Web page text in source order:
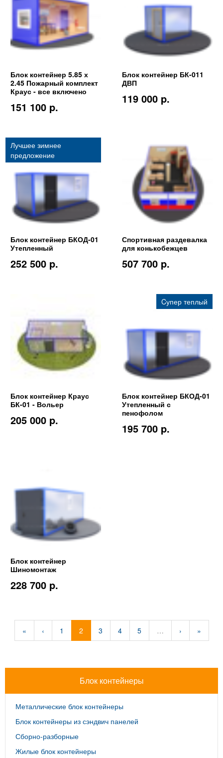
Блок контейнер 5.85 х
2.45 Пожарный комплект
Краус - все включено
151 100 p.
Блок контейнер БК-011
ДВП
119 000 p.
Лучшее зимнее
предложение
Блок контейнер БКОД-01
Утепленный
252 500 p.
Спортивная раздевалка
для конькобежцев
507 700 p.
Блок контейнер Краус
БК-01 - Вольер
205 000 p.
Cупер теплый
Блок контейнер БКОД-01
Утепленный с
пенофолом
195 700 p.
Блок контейнер
Шиномонтаж
228 700 p.
« ‹ 1 2 3 4 5 … › »
Блок контейнеры
Металлические блок контейнеры
Блок контейнеры из сэндвич панелей
Сборно-разборные
Жилые блок контейнеры